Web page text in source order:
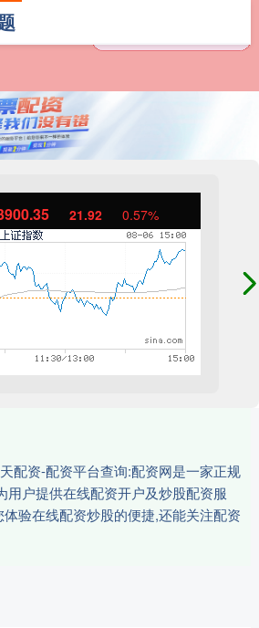
21.92 0.57%
配资-配资平台查询:配资网是一家正规
用户提供在线配资开户及炒股配资服
验在线配资炒股的便捷,还能关注配资